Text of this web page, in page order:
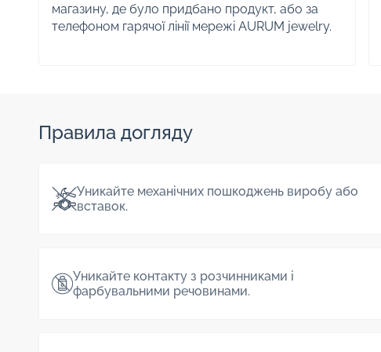
магазину, де було придбано продукт, або за
телефоном гарячої лінії мережі AURUM jewelry.
Правила догляду
Уникайте механічних пошкоджень виробу або
вставок.
Уникайте контакту з розчинниками і
фарбувальними речовинами.